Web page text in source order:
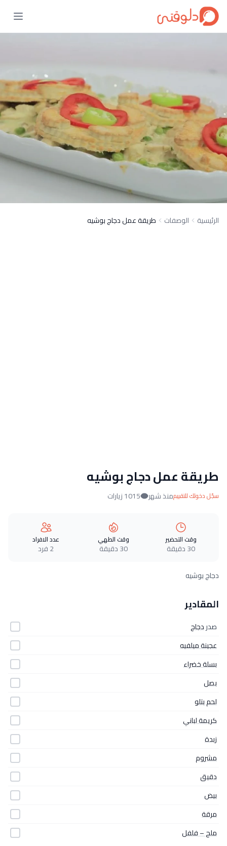
الرئيسية الوصفات طريقة عمل دجاج بوشيه
طريقة عمل دجاج بوشيه
سجّل دخولك للتقييممنذ شهر 1015 زيارات
وقت التحضير
30 دقيقة
وقت الطهي
30 دقيقة
عدد الافراد
2 فرد
دجاج بوشيه
المقادير
صدردجاج
عجينة ميلفيه
بسلة خضراء
بصل
لحم بتلو
كريمة لباني
زبدة
مشروم
دقيق
بيض
مرقة
ملح – فلفل